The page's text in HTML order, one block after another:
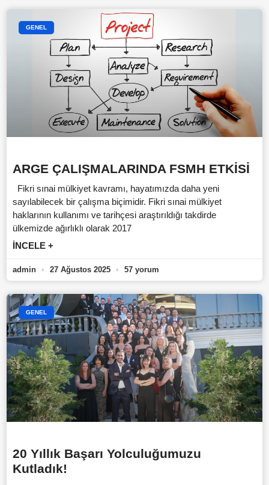
GENEL
ARGE ÇALIŞMALARINDA FSMH ETKİSİ
Fikri sınai mülkiyet kavramı, hayatımızda daha yeni
sayılabilecek bir çalışma biçimidir. Fikri sınai mülkiyet
haklarının kullanımı ve tarihçesi araştırıldığı takdirde
ülkemizde ağırlıklı olarak 2017
İNCELE +
admin 27 Ağustos 2025 57 yorum
GENEL
20 Yıllık Başarı Yolculuğumuzu
Kutladık!